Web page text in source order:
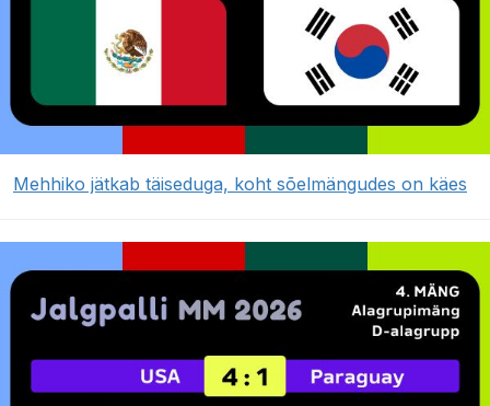
Mehhiko jätkab täiseduga, koht sõelmängudes on käes